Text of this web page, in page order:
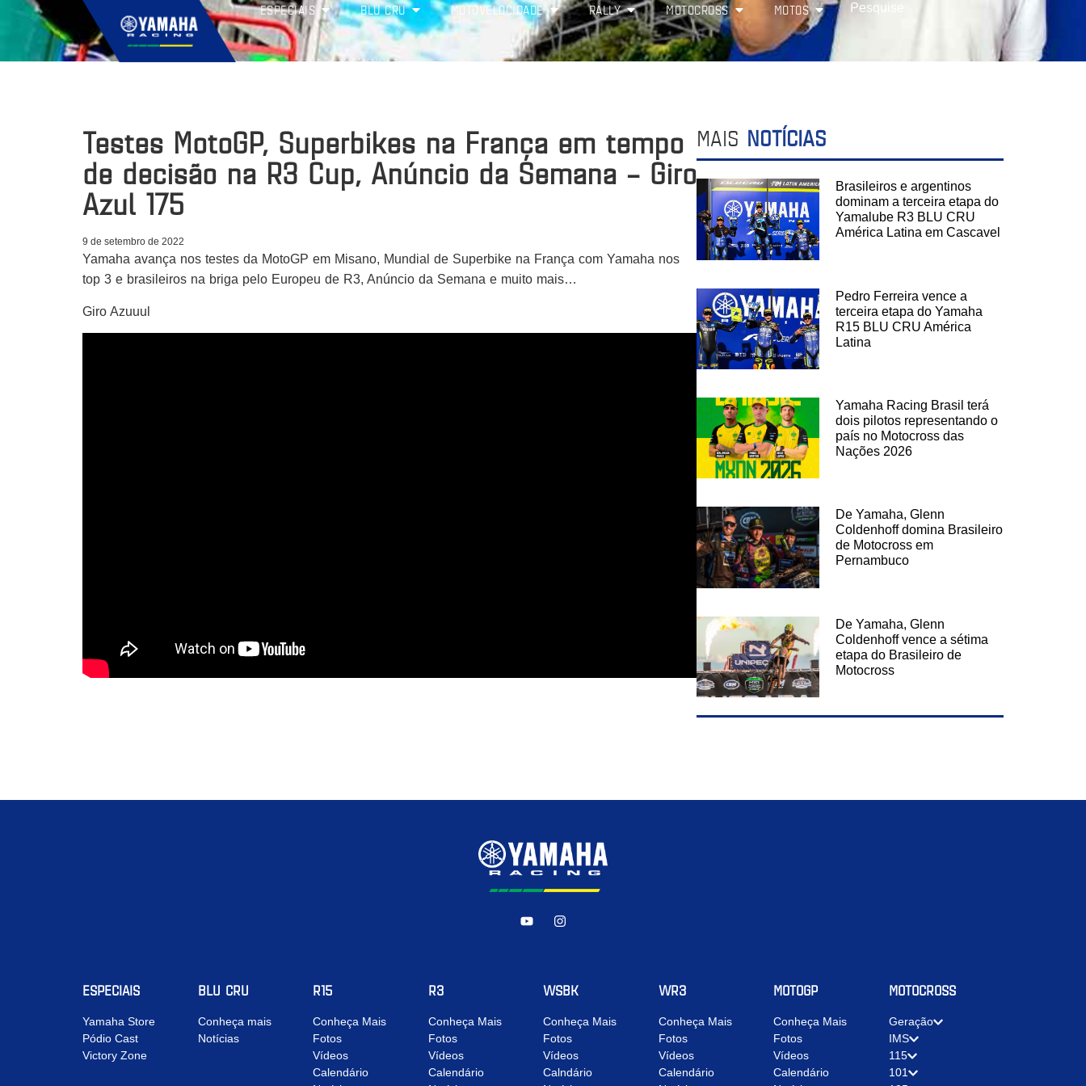
ESPECIAIS BLU CRU MOTOVELOCIDADE RALLY MOTOCROSS MOTOS
Testes MotoGP, Superbikes na França em tempo
de decisão na R3 Cup, Anúncio da Semana – Giro
Azul 175
9 de setembro de 2022
Yamaha avança nos testes da MotoGP em Misano, Mundial de Superbike na França com Yamaha nos
top 3 e brasileiros na briga pelo Europeu de R3, Anúncio da Semana e muito mais…
Giro Azuuul
MAIS NOTÍCIAS
Brasileiros e argentinos
dominam a terceira etapa do
Yamalube R3 BLU CRU
América Latina em Cascavel
Pedro Ferreira vence a
terceira etapa do Yamaha
R15 BLU CRU América
Latina
Yamaha Racing Brasil terá
dois pilotos representando o
país no Motocross das
Nações 2026
De Yamaha, Glenn
Coldenhoff domina Brasileiro
de Motocross em
Pernambuco
De Yamaha, Glenn
Coldenhoff vence a sétima
etapa do Brasileiro de
Motocross
ESPECIAIS
Yamaha Store
Pódio Cast
Victory Zone
BLU CRU
Conheça mais
Notícias
R15
Conheça Mais
Fotos
Vídeos
Calendário
R3
Conheça Mais
Fotos
Vídeos
Calendário
WSBK
Conheça Mais
Fotos
Vídeos
Calndário
WR3
Conheça Mais
Fotos
Vídeos
Calendário
MOTOGP
Conheça Mais
Fotos
Vídeos
Calendário
MOTOCROSS
Geração
IMS
115
101